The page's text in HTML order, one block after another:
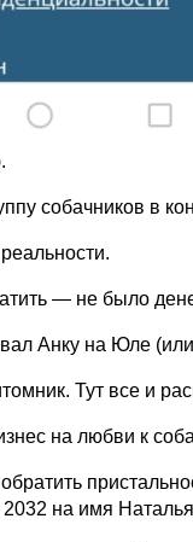
собачников в
— не было
Анку на Юле
Тут все и
на любви к
на имя